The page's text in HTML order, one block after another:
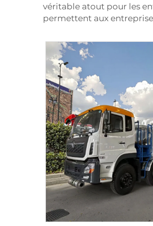
véritable atout pour les
permettent aux